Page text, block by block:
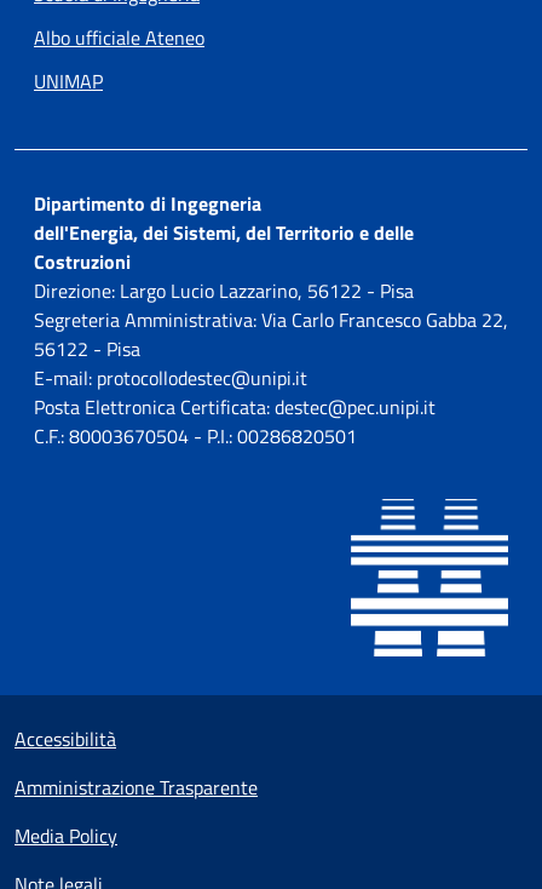
Albo ufficiale Ateneo
UNIMAP
Dipartimento di Ingegneria
dell'Energia, dei Sistemi, del Territorio e delle
Costruzioni
Direzione: Largo Lucio Lazzarino, 56122 - Pisa
Segreteria Amministrativa: Via Carlo Francesco Gabba 22,
56122 - Pisa
E-mail: protocollodestec@unipi.it
Posta Elettronica Certificata: destec@pec.unipi.it
C.F.: 80003670504 - P.I.: 00286820501
Small prints
Sezione Link utili
Accessibilità
Amministrazione Trasparente
Media Policy